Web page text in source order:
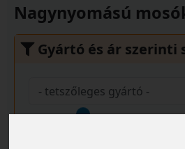
Nagynyomású
Gyártó és ár szerinti